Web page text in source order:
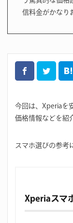
信料金がかなり
今回は、Xperiaを
価格情報などを紹
スマホ選びの参考
Xperiaスマ